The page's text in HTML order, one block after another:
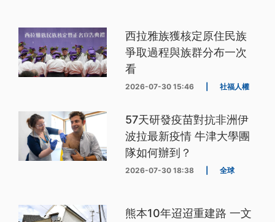
西拉雅族獲核定原住民族
爭取過程與族群分布一次
看
2026-07-30 15:46 社福人權
57天研發疫苗對抗非洲伊
波拉最新疫情 牛津大學團
隊如何辦到？
2026-07-30 18:38 全球
熊本10年迢迢重建路 一文